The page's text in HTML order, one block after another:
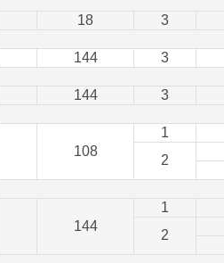
18 3
144 3
144 3
108
1
2
144
1
2